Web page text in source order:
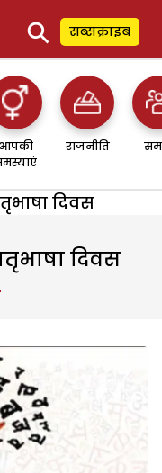
⚲ सब्सक्राइब
आपकी
राजनीति
दिवस
दिवस